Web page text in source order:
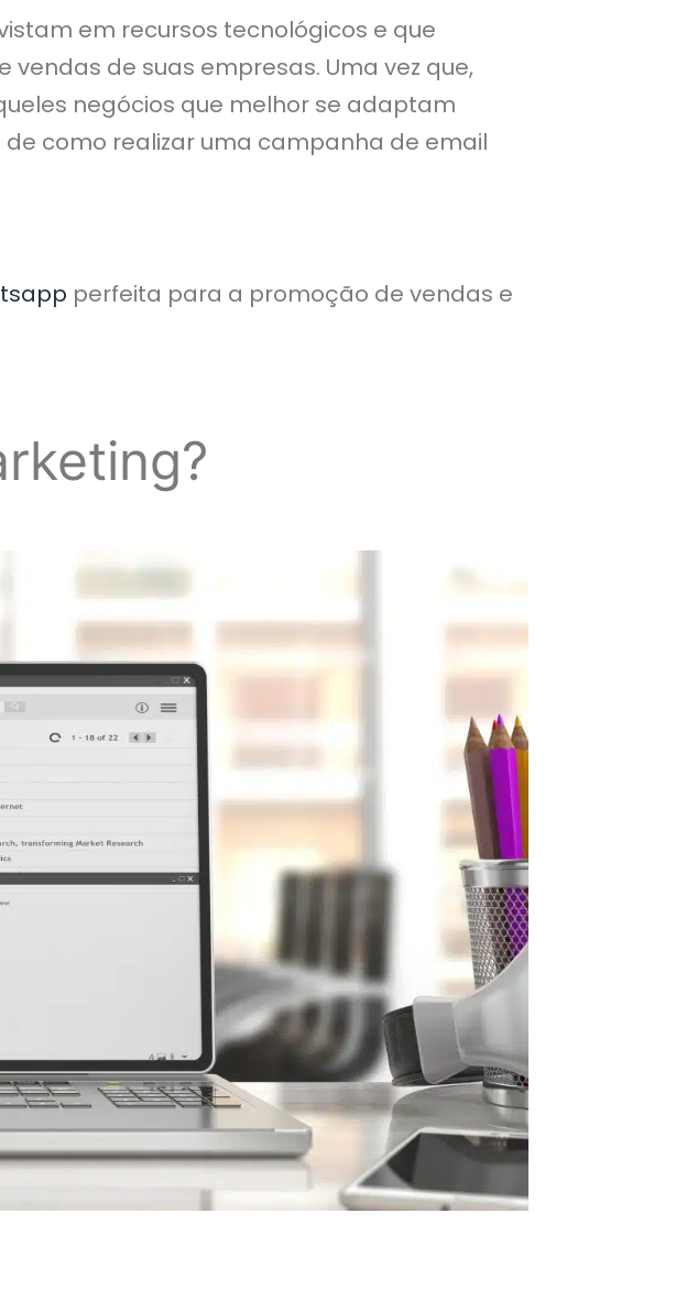
em recursos tecnológicos e que
de suas empresas. Uma vez que,
negócios que melhor se adaptam
como realizar uma campanha de email
perfeita para a promoção de vendas e